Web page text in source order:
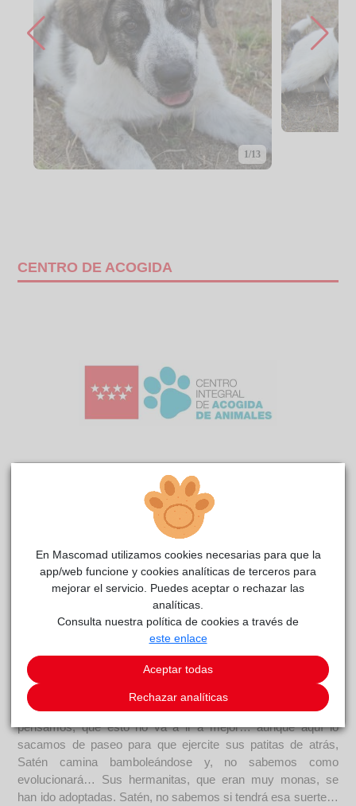
1/13
CENTRO DE ACOGIDA
reside actualmente en el centro de acogida
Carácter
Llegó, junto a su mamá Buganvilla y sus hermanas, con unos
días de vida. Hemos visto crecer a toda la camada y
deleitarnos con sus juegos. Desde bebé vimos que a Satén le
pasaba algo, no mamaba bien y hubo que ayudarle con
biberones. Según ha ido creciendo, las veterinarias han
detectado que tiene un problema neurológico, una de las
secuelas es la ataxia que provoca que sus movimientos sean
torpes e inestables. Va a tener un tamaño grande y,
pensamos, que esto no va a ir a mejor… aunque aquí lo
sacamos de paseo para que ejercite sus patitas de atrás,
Satén camina bamboleándose y, no sabemos como
evolucionará… Sus hermanitas, que eran muy monas, se
han ido adoptadas. Satén, no sabemos si tendrá esa suerte…
En Mascomad utilizamos cookies necesarias para que la
app/web funcione y cookies analíticas de terceros para
mejorar el servicio. Puedes aceptar o rechazar las
analíticas.
Consulta nuestra política de cookies a través de
este enlace
Aceptar todas
Rechazar analíticas